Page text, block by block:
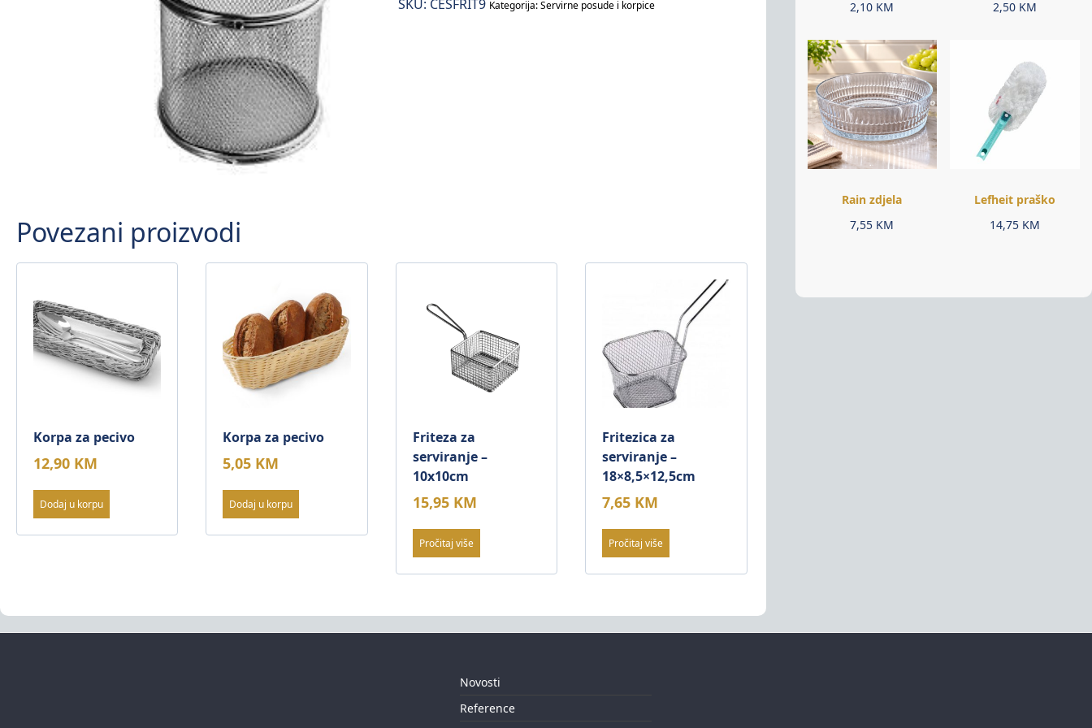
SKU: CESFRIT9 Kategorija:Servirne posude i korpice
Povezani proizvodi
Korpa za pecivo
12,90 KM
Dodaj u korpu
Korpa za pecivo
5,05 KM
Dodaj u korpu
Friteza za
serviranje –
10x10cm
15,95 KM
Pročitaj više
Fritezica za
serviranje –
18×8,5×12,5cm
7,65 KM
Pročitaj više
2,10 KM
2,50 KM
Rain zdjela
7,55 KM
Lefheit praško
14,75 KM
Novosti
Reference